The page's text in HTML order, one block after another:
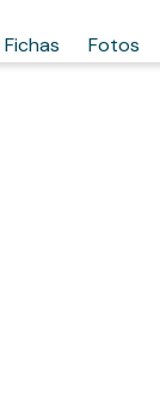
Fichas Fotos